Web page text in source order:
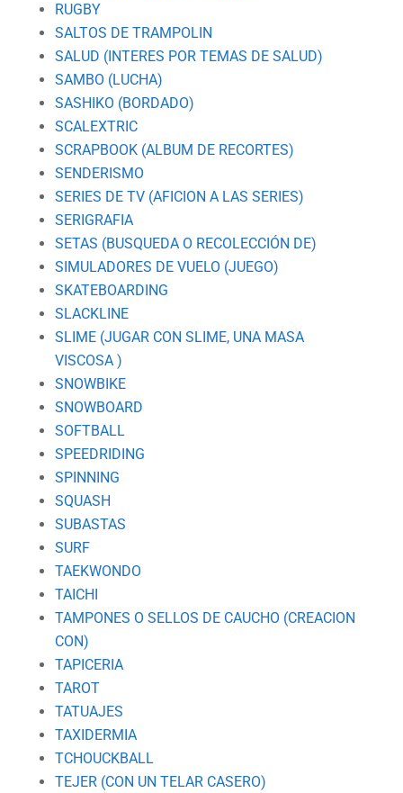
RUGBY
SALTOS DE TRAMPOLIN
SALUD (INTERES POR TEMAS DE SALUD)
SAMBO (LUCHA)
SASHIKO (BORDADO)
SCALEXTRIC
SCRAPBOOK (ALBUM DE RECORTES)
SENDERISMO
SERIES DE TV (AFICION A LAS SERIES)
SERIGRAFIA
SETAS (BUSQUEDA O RECOLECCIÓN DE)
SIMULADORES DE VUELO (JUEGO)
SKATEBOARDING
SLACKLINE
SLIME (JUGAR CON SLIME, UNA MASA
VISCOSA )
SNOWBIKE
SNOWBOARD
SOFTBALL
SPEEDRIDING
SPINNING
SQUASH
SUBASTAS
SURF
TAEKWONDO
TAICHI
TAMPONES O SELLOS DE CAUCHO (CREACION
CON)
TAPICERIA
TAROT
TATUAJES
TAXIDERMIA
TCHOUCKBALL
TEJER (CON UN TELAR CASERO)